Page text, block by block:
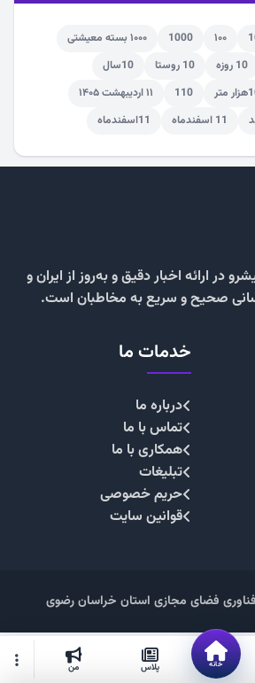
۱۰۰ 1000
۱۰۰۰ بسته معیشتی
10 روزه 10 روستا
10سال
متر 110
۱۱ اردیبهشت ۱۴۰۵
11 اسفندماه 11اسفندماه
خانه پلاس من
در ارائه اخبار دقیق و به‌روز از ایران و
صحیح و سریع به مخاطبان است.
خدمات ما
درباره ما
تماس با ما
همکاری با ما
تبلیغات
حریم خصوصی
قوانین سایت